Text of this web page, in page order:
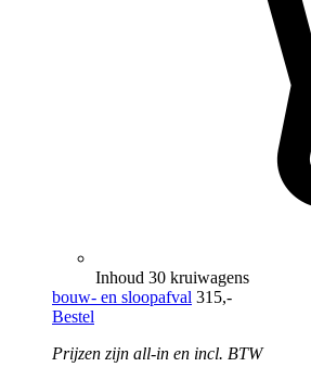
Inhoud 30 kruiwagens
bouw- en sloopafval 315,-
Bestel
Prijzen zijn all-in en incl. BTW